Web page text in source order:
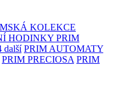
KOLEKCE
HODINKY PRIM
další PRIM AUTOMATY
PRIM PRECIOSA PRIM